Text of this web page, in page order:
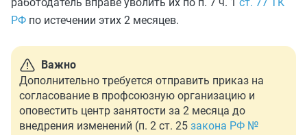
РФ по истечении этих 2 месяцев.
Важно
Дополнительно требуется отправить приказ на
согласование в профсоюзную организацию и
оповестить центр занятости за 2 месяца до
внедрения изменений (п. 2 ст. 25 закона РФ №